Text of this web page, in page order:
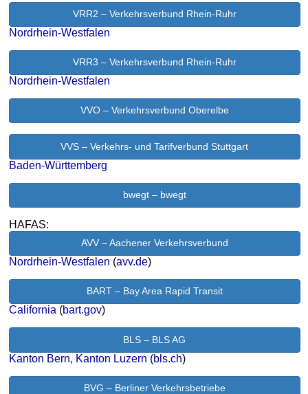
VRR2 – Verkehrsverbund Rhein-Ruhr
Nordrhein-Westfalen
VRR3 – Verkehrsverbund Rhein-Ruhr
Nordrhein-Westfalen
VVO – Verkehrsverbund Oberelbe
VVS – Verkehrs- und Tarifverbund Stuttgart
Baden-Württemberg
bwegt – bwegt
HAFAS:
AVV – Aachener Verkehrsverbund
Nordrhein-Westfalen (avv.de)
BART – Bay Area Rapid Transit
California (bart.gov)
BLS – BLS AG
Kanton Bern, Kanton Luzern (bls.ch)
BVG – Berliner Verkehrsbetriebe